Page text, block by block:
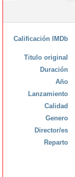
Calificación IMDb
Titulo original
Duración
Año
Lanzamiento
Calidad
Genero
Director/es
Reparto